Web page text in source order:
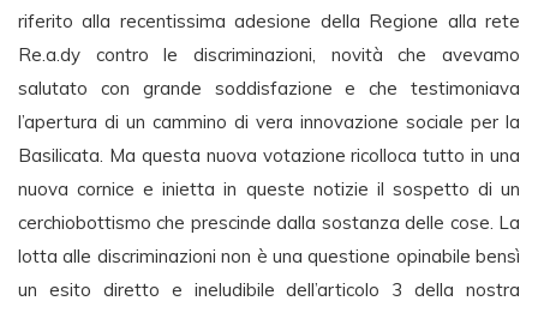
riferito alla recentissima adesione della Regione alla rete
Re.a.dy contro le discriminazioni, novità che avevamo
salutato con grande soddisfazione e che testimoniava
l’apertura di un cammino di vera innovazione sociale per la
Basilicata. Ma questa nuova votazione ricolloca tutto in una
nuova cornice e inietta in queste notizie il sospetto di un
cerchiobottismo che prescinde dalla sostanza delle cose. La
lotta alle discriminazioni non è una questione opinabile bensì
un esito diretto e ineludibile dell’articolo 3 della nostra